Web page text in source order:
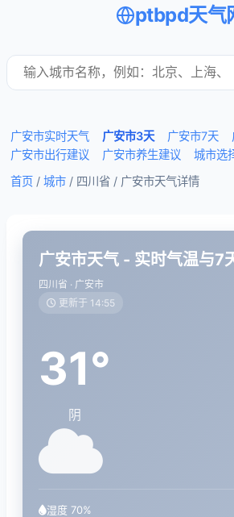
ptbpd天气
广安市实时天气 广安市3天 广安市7天
广安市出行建议
广安市养生建议
城市选
首页 / 城市 / 四川省 / 广安市天气详情
广安市天气 - 实时气温与7
四川省 · 广安市
更新于 14:55
31°
阴
湿度 70%